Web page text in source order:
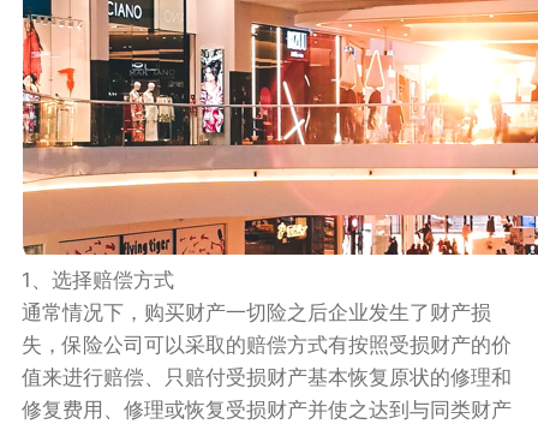
1、选择赔偿方式
通常情况下，购买财产一切险‍之后企业发生了财产损
失，保险公司可以采取的赔偿方式有按照受损财产的价
值来进行赔偿、只赔付受损财产基本恢复原状的修理和
修复费用、修理或恢复受损财产并使之达到与同类财产